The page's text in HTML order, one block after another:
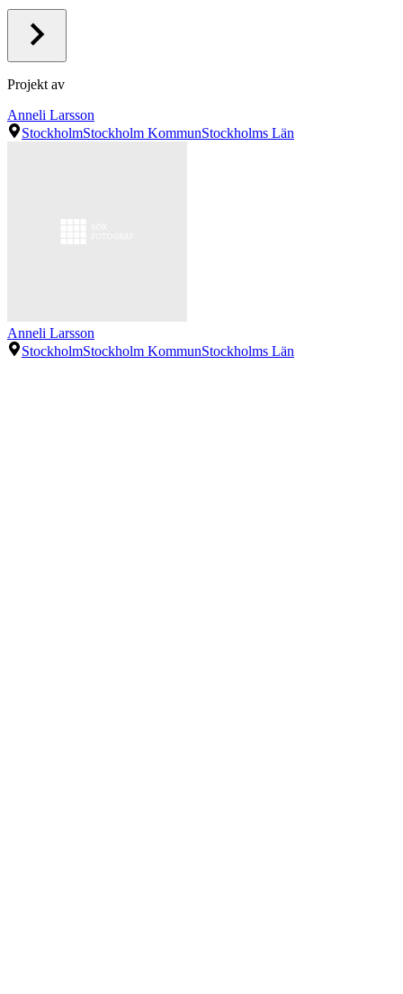
Projekt av
Anneli Larsson
StockholmStockholm KommunStockholms Län
Anneli Larsson
StockholmStockholm KommunStockholms Län